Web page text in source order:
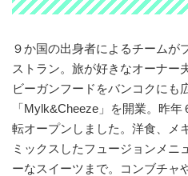
９か国の出身者によるチームが
ストラン。旅が好きなオーナー
ビーガンフードをバンコクにも
「Mylk&Cheeze」を開業。昨
転オープンしました。洋食、メ
ミックスしたフュージョンメニ
ーなスイーツまで。コンブチャ